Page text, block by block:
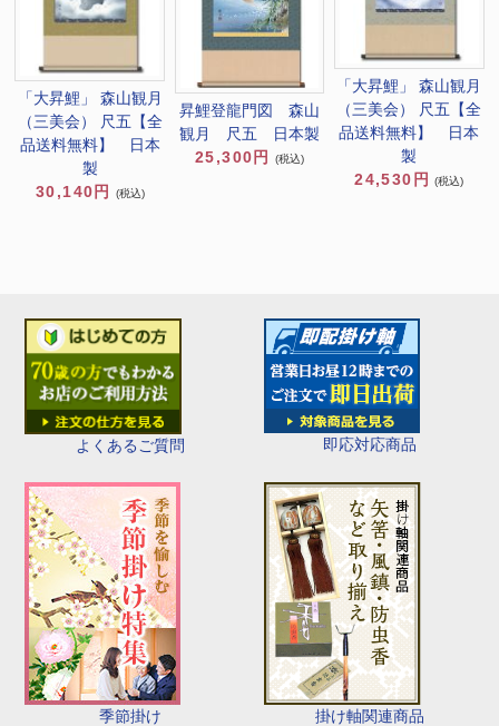
よくあるご質問 即応対応商品
季節掛け 掛け軸関連商品
「大昇鯉」 森山観月
（三美会） 尺五【全
品送料無料】 日本
製
30,140円
(税込)
昇鯉登龍門図 森山
観月 尺五 日本製
25,300円
(税込)
「大昇鯉」 森山観月
（三美会） 尺五【全
品送料無料】 日本
製
24,530円
(税込)